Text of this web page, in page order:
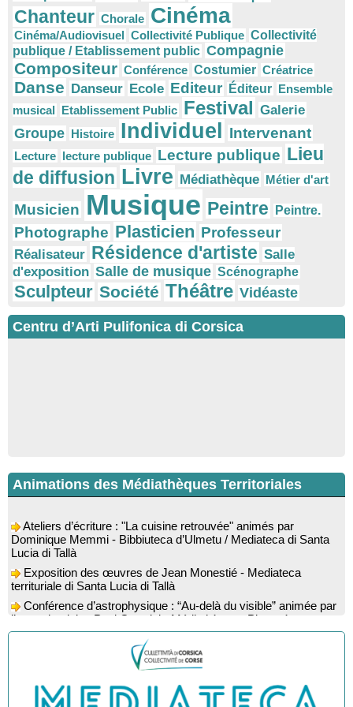
Chanteur Chorale Cinéma
Cinéma/Audiovisuel Collectivité Publique Collectivité
publique / Etablissement public Compagnie
Compositeur Conférence Costumier Créatrice
Danse Danseur Ecole Editeur Éditeur Ensemble
musical Etablissement Public Festival Galerie
Groupe Histoire Individuel Intervenant
Lecture lecture publique Lecture publique Lieu
de diffusion Livre Médiathèque Métier d'art
Musicien Musique Peintre Peintre.
Photographe Plasticien Professeur
Réalisateur Résidence d'artiste Salle
d'exposition Salle de musique Scénographe
Sculpteur Société Théâtre Vidéaste
Centru d’Arti Pulifonica di Corsica
Animations des Médiathèques Territoriales
Dominique Memmi - Bibbiuteca d’Ulmetu / Mediateca di Santa
Lucia di Tallà
Exposition des œuvres de Jean Monestié - Mediateca
territuriale di Santa Lucia di Tallà
Conférence d’astrophysique : “Au-delà du visible” animée par
l’astrophysicien Paul Guerrini - Médiathèque - Pitretu è
Exposition des œuvres de Dominique Malberti Morin :
"Racines, peintures acryliques et aquarelles" - Mediateca
territuriale di Santa Lucia di Tallà
Animation : "Petits lecteurs" - Médiathèque - Pitretu è
Bicchisgià